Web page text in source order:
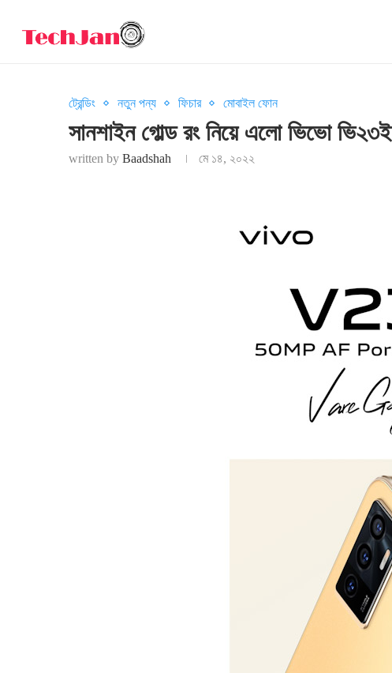
ট্রেন্ডিং নতুন পন্য ফিচার মোবাইল ফোন
সানশাইন গোল্ড রং নিয়ে এলো ভিভো ভি২৩ই
written by Baadshah মে ১৪, ২০২২